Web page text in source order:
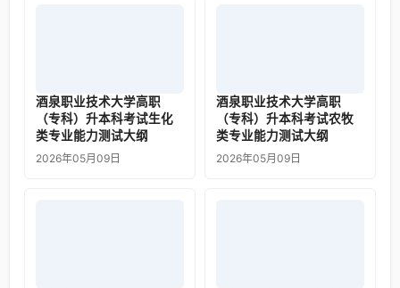
酒泉职业技术大学高职
（专科）升本科考试生化
类专业能力测试大纲
2026年05月09日
酒泉职业技术大学高职
（专科）升本科考试农牧
类专业能力测试大纲
2026年05月09日